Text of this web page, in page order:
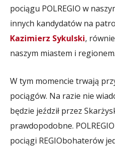
pociągu POLREGIO w
innych kandydatów na
Kazimierz Sykulski,
naszym miastem i regionem.
W tym momencie trwają
pociągów. Na razie nie
będzie jeździł przez
prawdopodobne.
pociągi REGIObohaterów